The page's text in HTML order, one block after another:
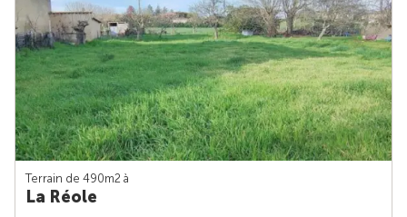
Terrain de 490m2 à
La Réole